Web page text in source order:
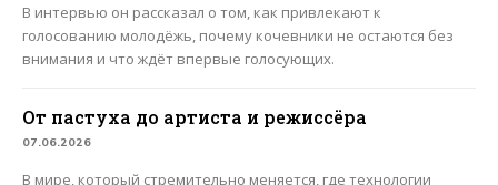
В интервью он рассказал о том, как привлекают к
голосованию молодёжь, почему кочевники не остаются без
внимания и что ждёт впервые голосующих.
От пастуха до артиста и режиссёра
07.06.2026
В мире, который стремительно меняется, где технологии